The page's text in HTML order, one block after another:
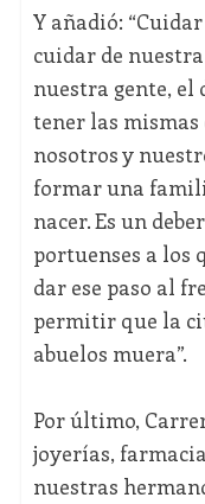
Y añadió:
cuidar de
nuestra gente, el
tener las
nosotros y
formar una
nacer. Es un
portuenses a los
dar ese paso al
permitir que la
abuelos muera”.
Por último,
joyerías,
nuestras